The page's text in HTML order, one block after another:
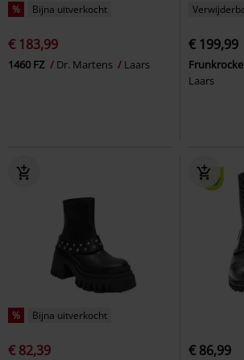
% Bijna uitverkocht
€ 183,99
1460 FZ Dr. Martens Laars
€ 199,99
Laars
% Bijna uitverkocht
€ 82,39 € 86,99